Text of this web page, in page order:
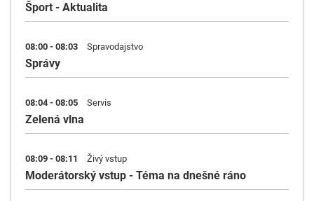
Šport - Aktualita
08:00 - 08:03 Spravodajstvo
Správy
08:04 - 08:05 Servis
Zelená vlna
08:09 - 08:11 Živý vstup
Moderátorský vstup - Téma na dnešné ráno